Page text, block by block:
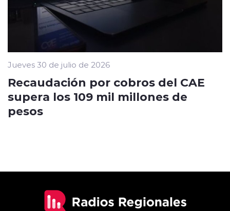
Jueves 30 de julio de 2026
Recaudación por cobros del CAE
supera los 109 mil millones de
pesos